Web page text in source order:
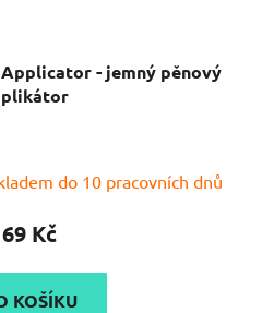
- jemný pěnový
do 10 pracovních dnů
69 Kč
KOŠÍKU